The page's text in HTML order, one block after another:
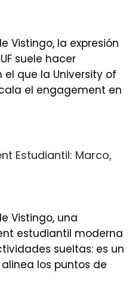
Vistingo, la expresión
suele hacer
que la University of
el engagement en
Estudiantil: Marco,
Vistingo, una
estudiantil moderna
sueltas: es un
los puntos de